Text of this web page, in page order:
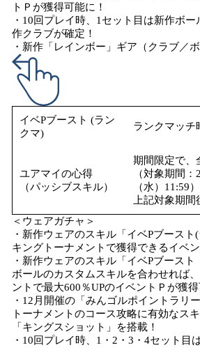
トＰが獲得可能に！
・10回プレイ時、1セット目は新作ボ
作クラブが確定！
・新作「レインボー」ギア（クラブ／
イベPブースト (ラン
クマ)
ランクマッチ
ユアマイの心得
（パッシブスキル）
期間限定で、
（対象期間
（水）11:59）
上記対象期
＜ウェアガチャ＞
・新作ウェアのスキル「イベPブース
キングトーナメントで獲得できるイベン
・新作ウェアのスキル「イベPブース
ボールのカスタムスキルを合わせれば
ントで最大600％UPのイベントＰが獲得
・12月開催の「みんゴルポイントラリ
トーナメントのコース攻略に有効なス
「キングスショット」を搭載！
・10回プレイ時、1・2・3・4セット目